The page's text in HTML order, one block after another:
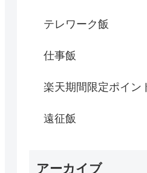
テレワーク飯
仕事飯
楽天期間限定ポイン
遠征飯
アーカイブ